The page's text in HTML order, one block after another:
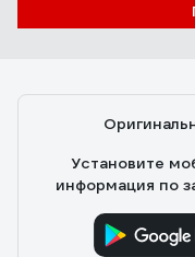
Татьяна
Установите
информация по